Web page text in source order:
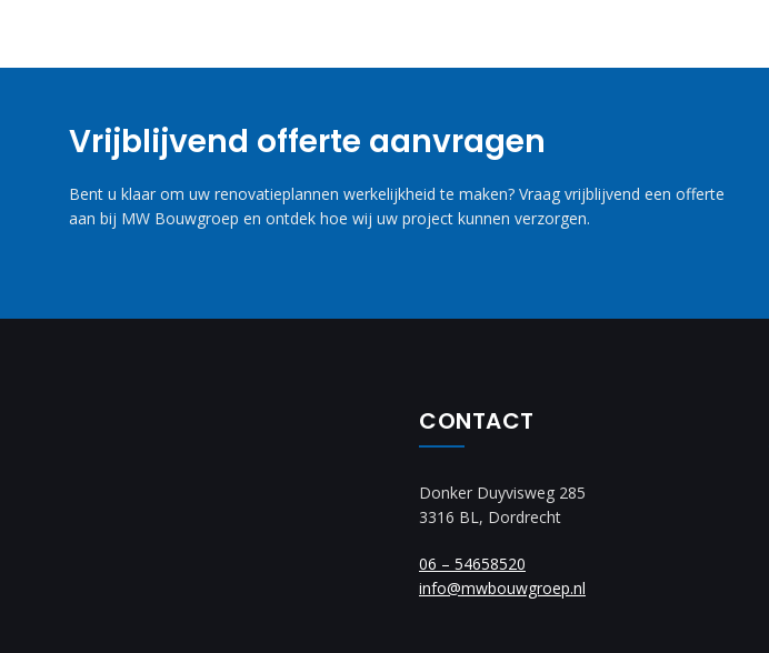
Vrijblijvend offerte aanvragen
Bent u klaar om uw renovatieplannen werkelijkheid te maken? Vraag vrijblijvend een offerte
aan bij MW Bouwgroep en ontdek hoe wij uw project kunnen verzorgen.
CONTACT
Donker Duyvisweg 285
3316 BL, Dordrecht
06 – 54658520
info@mwbouwgroep.nl